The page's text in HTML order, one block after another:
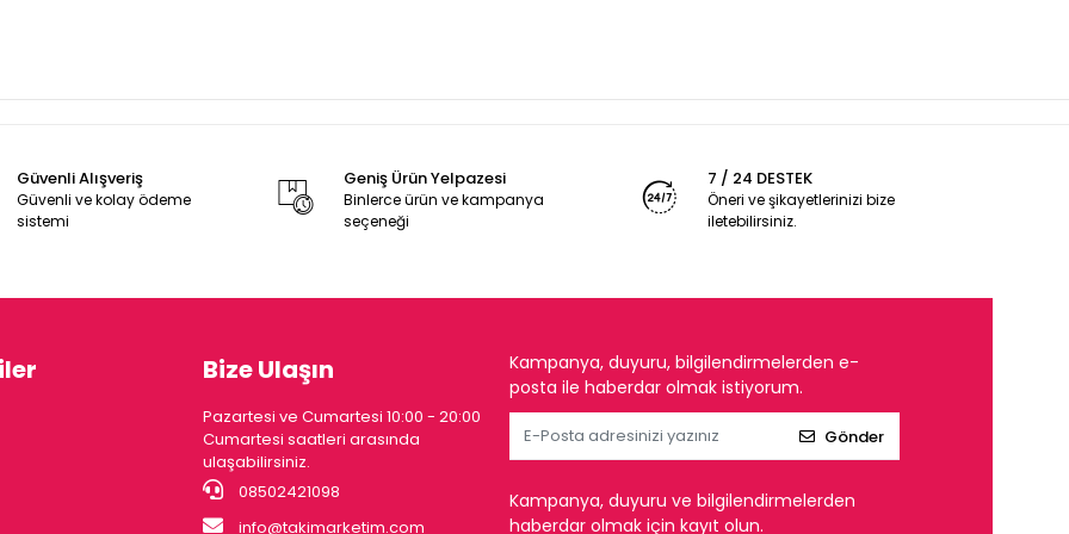
Güvenli Alışveriş
Güvenli ve kolay ödeme
sistemi
Geniş Ürün Yelpazesi
Binlerce ürün ve kampanya
seçeneği
7 / 24 DESTEK
Öneri ve şikayetlerinizi bize
iletebilirsiniz.
Bize Ulaşın
Pazartesi ve Cumartesi 10:00 - 20:00
Cumartesi saatleri arasında
ulaşabilirsiniz.
08502421098
info@takimarketim.com
Kampanya, duyuru, bilgilendirmelerden e-
posta ile haberdar olmak istiyorum.
Gönder
Kampanya, duyuru ve bilgilendirmelerden
haberdar olmak için kayıt olun.